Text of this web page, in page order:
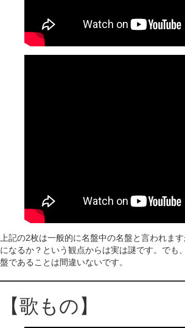
上記の2枚は一般的に名盤中の名盤と言われま
になるか？という観点からは実は謎です。でも
盤であることは間違いないです。
【歌もの】